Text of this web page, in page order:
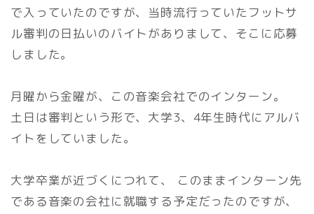
で入っていたのですが、当時流行っていたフットサ
ル審判の日払いのバイトがありまして、そこに応募
しました。
月曜から金曜が、この音楽会社でのインターン。
土日は審判という形で、大学3、4年生時代にアルバ
イトをしていました。
大学卒業が近づくにつれて、 このままインターン先
である音楽の会社に就職する予定だったのですが、